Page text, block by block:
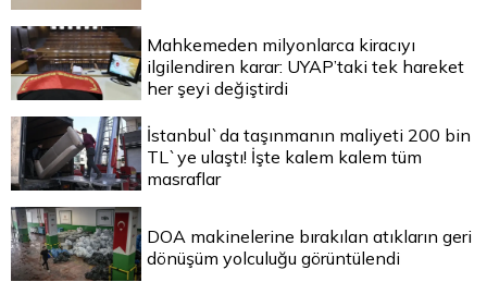
Mahkemeden milyonlarca kiracıyı
ilgilendiren karar: UYAP’taki tek hareket
her şeyi değiştirdi
İstanbul`da taşınmanın maliyeti 200 bin
TL`ye ulaştı! İşte kalem kalem tüm
masraflar
DOA makinelerine bırakılan atıkların geri
dönüşüm yolculuğu görüntülendi